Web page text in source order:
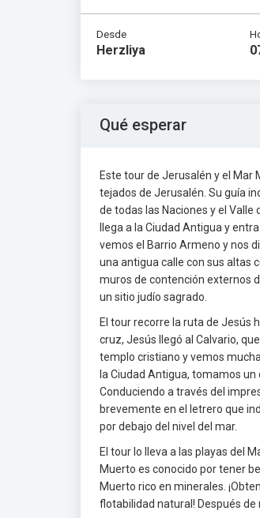
Desde
Herzliya
Qué esperar
Este tour de Jerusalén y el
tejados de Jerusalén. Su guía
de todas las Naciones y el
llega a la Ciudad Antigua y
vemos el Barrio Armeno y nos
una antigua calle con sus altas
muros de contención externos
un sitio judío sagrado.
El tour recorre la ruta de Jesús
cruz, Jesús llegó al Calvario,
templo cristiano y vemos
la Ciudad Antigua, tomamos
Conduciendo a través del
brevemente en el letrero que
por debajo del nivel del mar.
El tour lo lleva a las playas del
Muerto es conocido por tener
Muerto rico en minerales.
flotabilidad natural! Después